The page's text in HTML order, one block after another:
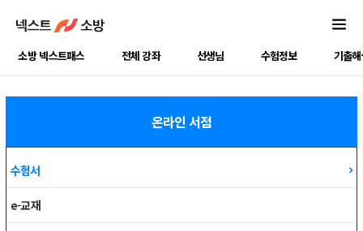
소방 넥스트패스 전체 강좌 선생님 수험정보 기출
온라인 서점
수험서
e-교재